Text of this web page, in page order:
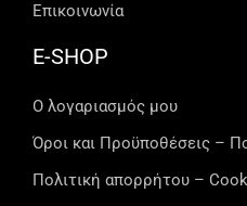
Επικοινωνία
E-SHOP
Ο λογαριασμός μου
Όροι και Προϋποθέσεις –
Πολιτική απορρήτου –